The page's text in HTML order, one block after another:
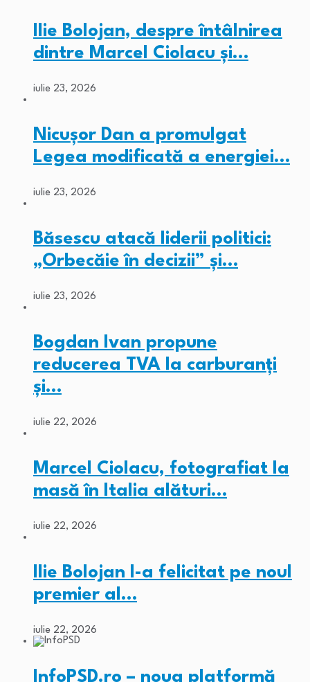
Ilie Bolojan, despre întâlnirea
dintre Marcel Ciolacu și…
iulie 23, 2026
Nicușor Dan a promulgat
Legea modificată a energiei…
iulie 23, 2026
Băsescu atacă liderii politici:
„Orbecăie în decizii” și…
iulie 23, 2026
Bogdan Ivan propune
reducerea TVA la carburanți
și…
iulie 22, 2026
Marcel Ciolacu, fotografiat la
masă în Italia alături…
iulie 22, 2026
Ilie Bolojan l-a felicitat pe noul
premier al…
iulie 22, 2026
InfoPSD.ro – noua platformă